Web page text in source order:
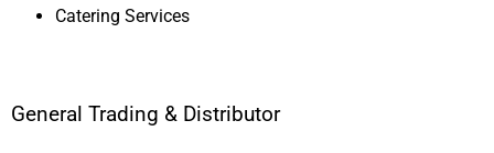
Catering Services
General Trading & Distributor